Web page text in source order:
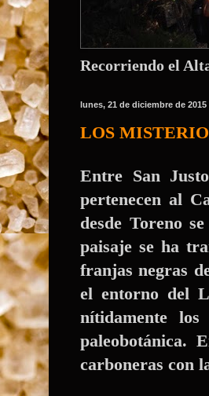
Recorriendo el
lunes, 21 de diciembre de 2015
LOS
Entre San
pertenecen al
desde Toreno
paisaje se ha
franjas negras
el entorno del
nítidamente
paleobotánica.
carboneras con